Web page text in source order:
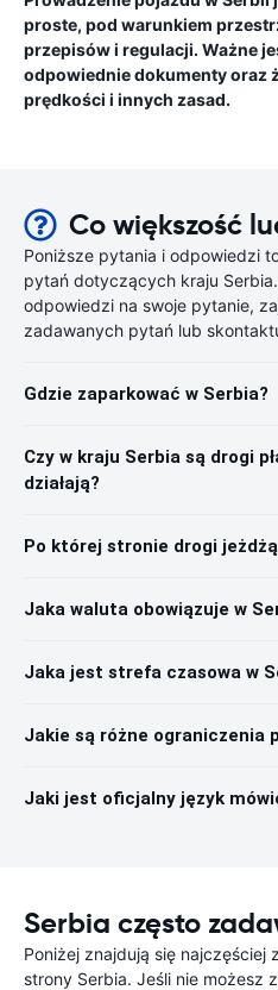
proste, pod warunkiem
przepisów i regulacji. Ważne
odpowiednie dokumenty oraz
prędkości i innych zasad.
Co większość
Poniższe pytania i odpowiedzi
pytań dotyczących kraju Serbia.
odpowiedzi na swoje pytanie,
zadawanych pytań lub
Gdzie zaparkować w Serbia?
Czy w kraju Serbia są drogi
działają?
Po której stronie drogi
Jaka waluta obowiązuje w
Jaka jest strefa czasowa w
Jakie są różne ograniczenia
Jaki jest oficjalny język
Serbia często
Poniżej znajdują się
strony Serbia. Jeśli nie możesz